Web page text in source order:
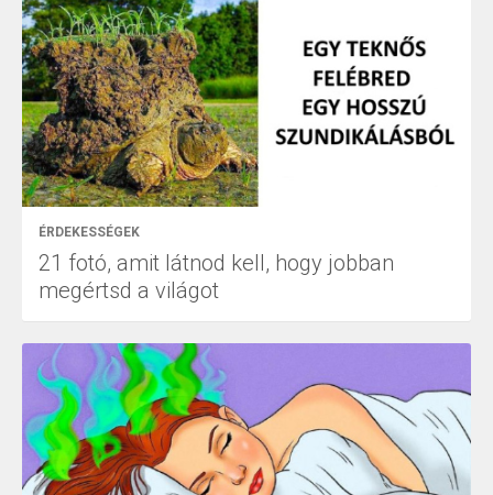
ÉRDEKESSÉGEK
21 fotó, amit látnod kell, hogy jobban
megértsd a világot